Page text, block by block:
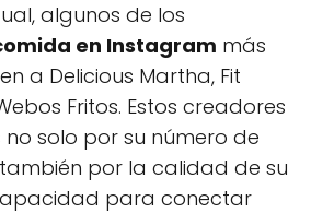
algunos de los
en Instagram más
a Delicious Martha, Fit
Fritos. Estos creadores
solo por su número de
por la calidad de su
para conectar